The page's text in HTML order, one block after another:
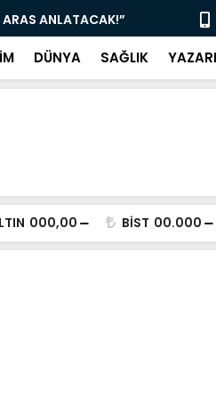
KAPILAR AÇILDI” “AK PARTİ
DÜNYA SAĞLIK
000,00 BİST 00.000